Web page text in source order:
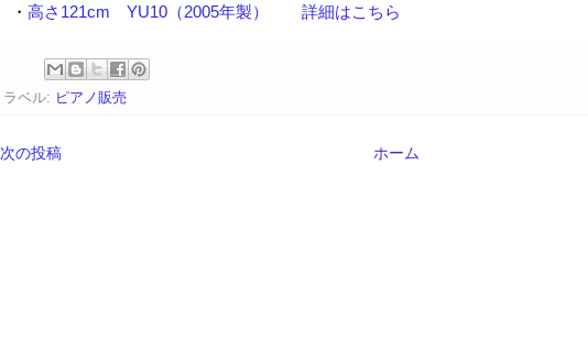
・ 高さ121cm YU10（2005年製） 詳細はこちら
ラベル: ピアノ販売
次の投稿 ホーム